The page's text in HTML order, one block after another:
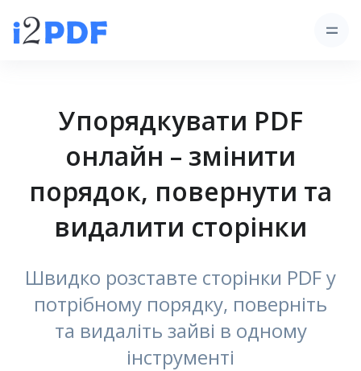
Упорядкувати PDF
онлайн – змінити
порядок, повернути та
видалити сторінки
Швидко розставте сторінки PDF у
потрібному порядку, поверніть
та видаліть зайві в одному
інструменті